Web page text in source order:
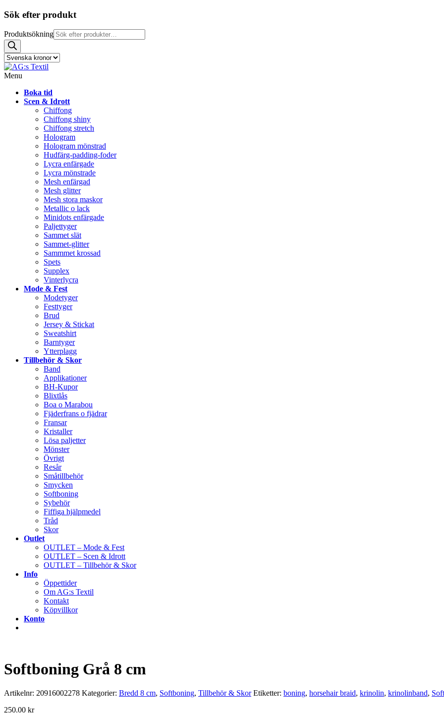
Sök efter produkt
Produktsökning
Menu
Boka tid
Scen & Idrott
Chiffong
Chiffong shiny
Chiffong stretch
Hologram
Hologram mönstrad
Hudfärg-padding-foder
Lycra enfärgade
Lycra mönstrade
Mesh enfärgad
Mesh glitter
Mesh stora maskor
Metallic o lack
Minidots enfärgade
Paljettyger
Sammet slät
Sammet-glitter
Sammmet krossad
Spets
Supplex
Vinterlycra
Mode & Fest
Modetyger
Festtyger
Brud
Jersey & Stickat
Sweatshirt
Barntyger
Ytterplagg
Tillbehör & Skor
Band
Applikationer
BH-Kupor
Blixtlås
Boa o Marabou
Fjäderfrans o fjädrar
Fransar
Kristaller
Lösa paljetter
Mönster
Övrigt
Resår
Småtillbehör
Smycken
Softboning
Sybehör
Fiffiga hjälpmedel
Tråd
Skor
Outlet
OUTLET – Mode & Fest
OUTLET – Scen & Idrott
OUTLET – Tillbehör & Skor
Info
Öppettider
Om AG:s Textil
Kontakt
Köpvillkor
Konto
Softboning Grå 8 cm
Artikelnr: 20916002278 Kategorier: Bredd 8 cm, Softboning, Tillbehör & Skor Etiketter: boning, horsehair braid, krinolin, krinolinband,
250.00 kr